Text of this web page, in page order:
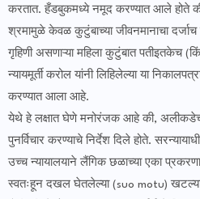
करतात. हँडबुकमध्ये नमूद करण्यात आले होते
श्रमामुळे केवळ कुटुंबाच्या जीवनमानाचा
गृहिणी असणाऱ्या महिला कुटुंबात पतीइतकेच
न्यायमूर्ती करोल यांनी लिहिलेल्या या
करण्यात आला आहे.
​येथे हे लक्षात घेणे मनोरंजक आहे की, अलीकडेच
पुनर्विचार करण्याचे निर्देश दिले होते.
उच्च न्यायालयाने लैंगिक छळाच्या एका
स्वतःहून दखल घेतलेल्या (suo motu)